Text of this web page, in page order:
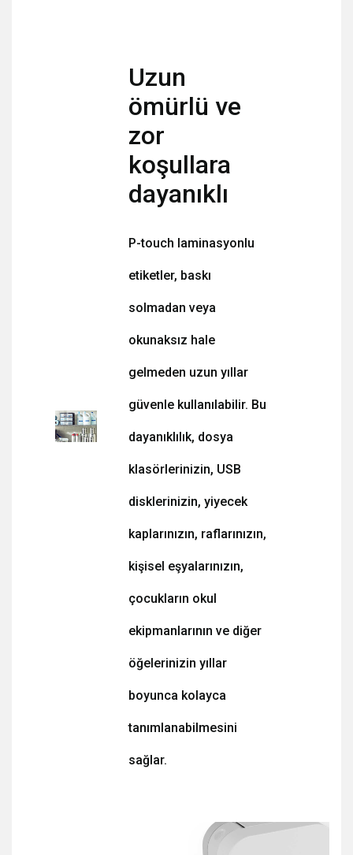
Uzun
ömürlü ve
zor
koşullara
dayanıklı
P-touch laminasyonlu
etiketler, baskı
solmadan veya
okunaksız hale
gelmeden uzun yıllar
güvenle kullanılabilir. Bu
dayanıklılık, dosya
klasörlerinizin, USB
disklerinizin, yiyecek
kaplarınızın, raflarınızın,
kişisel eşyalarınızın,
çocukların okul
ekipmanlarının ve diğer
öğelerinizin yıllar
boyunca kolayca
tanımlanabilmesini
sağlar.